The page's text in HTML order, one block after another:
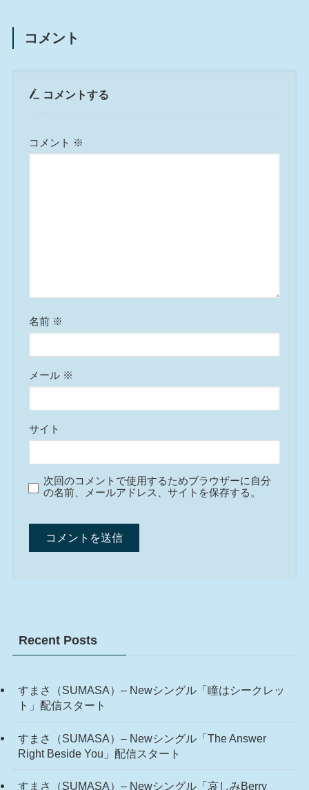
コメント
コメントする
コメント ※
名前 ※
メール ※
サイト
次回のコメントで使用するためブラウザーに自分
の名前、メールアドレス、サイトを保存する。
Recent Posts
すまさ（SUMASA）– Newシングル「瞳はシークレッ
ト」配信スタート
すまさ（SUMASA）– Newシングル「The Answer
Right Beside You」配信スタート
すまさ（SUMASA）– Newシングル「哀しみBerry